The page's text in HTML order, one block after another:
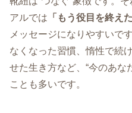
アルでは 「もう役目を終え
メッセージになりやすいで
なくなった習慣、惰性で続
せた生き方など、“今のあな
ことも多いです。